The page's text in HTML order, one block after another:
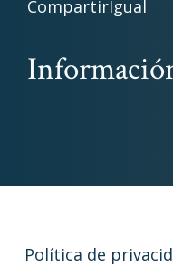
CompartirIgual
Política de